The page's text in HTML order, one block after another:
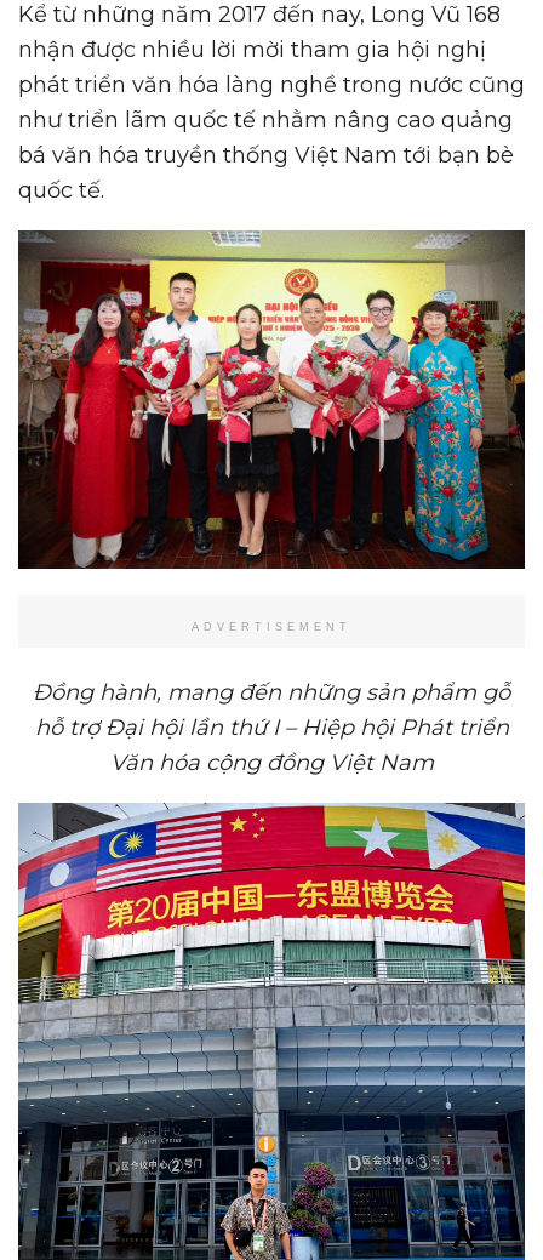
Kể từ những năm 2017 đến nay, Long Vũ 168
nhận được nhiều lời mời tham gia hội nghị
phát triển văn hóa làng nghề trong nước cũng
như triển lãm quốc tế nhằm nâng cao quảng
bá văn hóa truyền thống Việt Nam tới bạn bè
quốc tế.
ADVERTISEMENT
Đồnghành, mang đến những sản phẩm gỗ
hỗ trợ Đại hộilần thứ I – Hiệp hội Phát triển
Văn hóa cộng đồng ViệtNam